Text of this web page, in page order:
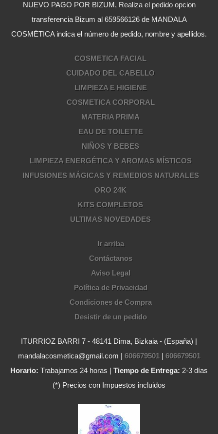
NUEVO PAGO POR BIZUM, Realiza el pedido opcion
transferencia Bizum al 659566126 de MANDALA
COSMÉTICA indica el número de pedido, nombre y apellidos.
COSMETICA FACIAL
CUIDADO DEL CABELLO
LIMPIEZA E HIGIENE
COSMETICA CORPORAL
MATERIA PRIMA
EAU DE TOILETTE
NIÑOS Y BEBES
LIMPIEZA ENERGÉTICA Y AROMAS MÍSTICOS
INFUSIONES MÁGICAS Y REMEDIOS NATURALES
ORO 24K
KITS COMPLETOS
ULTIMAS NOVEDADES
Ir arriba
Contáctanos
Aviso Legal
Política de Privacidad
Condiciones de Compra
Desistir de un pedido
ITURRIOZ BARRI 7 - 48141 Dima, Bizkaia - (España) |
mandalacosmetica@gmail.com | 606679501| 606679501
Horario: Trabajamos 24 horas | Tiempo de Entrega: 2-3 días
(*) Precios con Impuestos incluidos